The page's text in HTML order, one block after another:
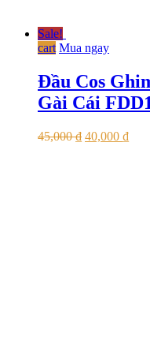
Sale!
cart Mua ngay
Đầu Cos
Gài Cái
45,000₫ 40,000 ₫